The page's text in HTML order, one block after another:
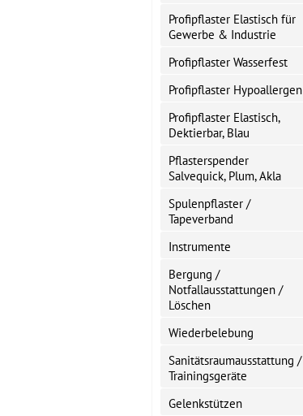
Profipflaster Elastisch für
Gewerbe & Industrie
Profipflaster Wasserfest
Profipflaster Hypoallergen
Profipflaster Elastisch,
Dektierbar, Blau
Pflasterspender
Salvequick, Plum, Akla
Spulenpflaster /
Tapeverband
Instrumente
Bergung /
Notfallausstattungen /
Löschen
Wiederbelebung
Sanitätsraumausstattung /
Trainingsgeräte
Gelenkstützen